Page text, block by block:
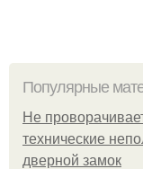
Популярные
Не
технические
дверной замок